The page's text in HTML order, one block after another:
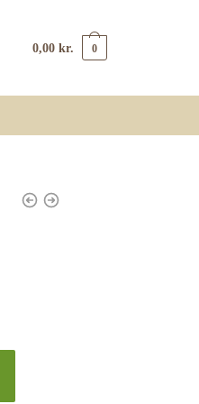
0,00 kr. 0